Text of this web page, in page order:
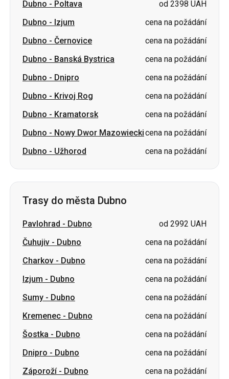
Dubno-Banská Bystrica
cena na požádání
Dubno-Dnipro
cena na požádání
Dubno-Krivoj Rog
cena na požádání
Dubno-Kramatorsk
cena na požádání
Dubno-Nowy Dwor Mazowiecki
cena na požádání
Dubno-Užhorod cena na požádání
Trasy do města Dubno
Pavlohrad-Dubno
od 2992 UAH
Charkov-Dubno
Izjum-Dubno
cena na požádání
Sumy-Dubno
cena na požádání
Kremenec-Dubno
cena na požádání
Šostka-Dubno
cena na požádání
Dnipro-Dubno
cena na požádání
Záporoží-Dubno
cena na požádání
Krivoj Rog-Dubno cena na požádání
SlovenskoOděsa → Charkov Dnipro → Umaň Ukrajina